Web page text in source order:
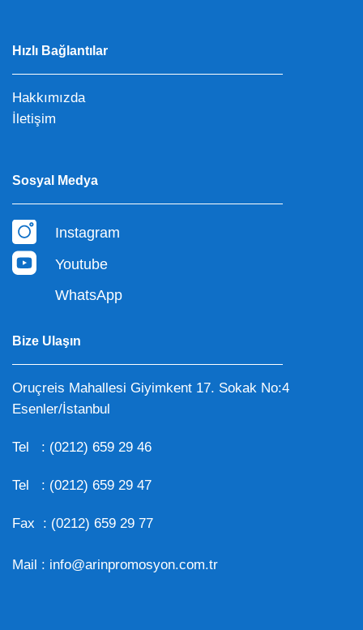
Hızlı Bağlantılar
Hakkımızda
İletişim
Sosyal Medya
Instagram
Youtube
WhatsApp
Bize Ulaşın
Oruçreis Mahallesi Giyimkent 17. Sokak No:4
Esenler/İstanbul
Tel : (0212) 659 29 46
Tel : (0212) 659 29 47
Fax : (0212) 659 29 77
Mail : info@arinpromosyon.com.tr